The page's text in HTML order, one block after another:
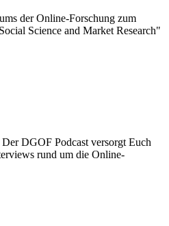
der Online-Forschung zum
Science and Market Research"
DGOF Podcast versorgt Euch
rund um die Online-